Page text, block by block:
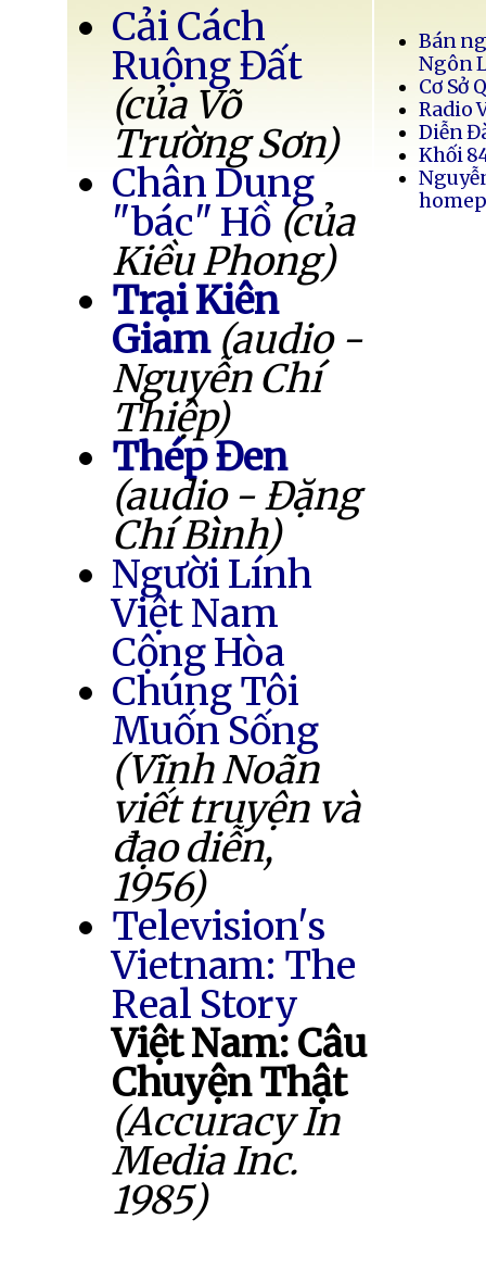
Cải Cách
Ruộng Đất
(của Võ
Trường Sơn)
Chân Dung
"bác" Hồ (của
Kiều Phong)
Trại Kiên
Giam (audio -
Nguyễn Chí
Thiệp)
Thép Đen
(audio - Đặng
Chí Bình)
Người Lính
Việt Nam
Cộng Hòa
Chúng Tôi
Muốn Sống
(Vĩnh Noãn
viết truyện và
đạo diễn,
1956)
Television's
Vietnam: The
Real Story
Việt Nam: Câu
Chuyện Thật
(Accuracy In
Media Inc.
1985)
Bán
Ngôn
Cơ Sở
Radio
Diễn
Khối